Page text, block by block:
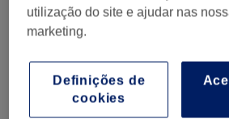
utilização do site e ajudar nas
marketing.
Definições de
cookies